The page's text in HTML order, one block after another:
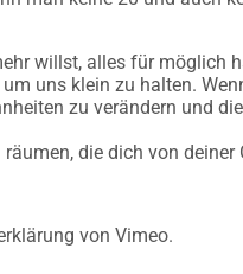
willst, alles für
uns klein zu halten.
zu verändern und
die dich von deiner
von Vimeo.